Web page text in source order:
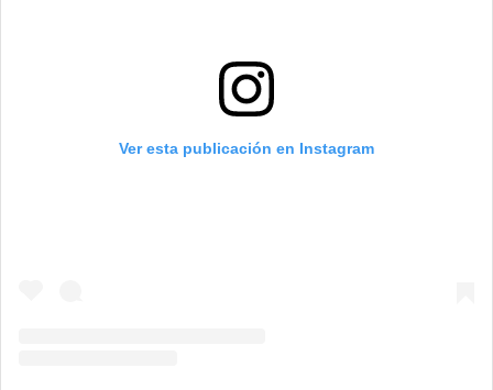
Ver esta publicación en Instagram